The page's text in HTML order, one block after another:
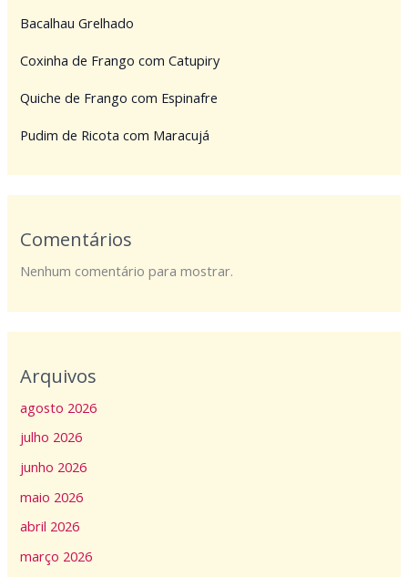
Bacalhau Grelhado
Coxinha de Frango com Catupiry
Quiche de Frango com Espinafre
Pudim de Ricota com Maracujá
Comentários
Nenhum comentário para mostrar.
Arquivos
agosto 2026
julho 2026
junho 2026
maio 2026
abril 2026
março 2026